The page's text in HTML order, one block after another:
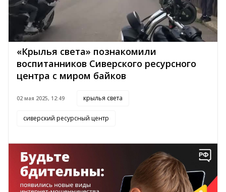
«Крылья света» познакомили
воспитанников Сиверского ресурсного
центра с миром байков
02 мая 2025, 12:49 крылья света
сиверский ресурсный центр